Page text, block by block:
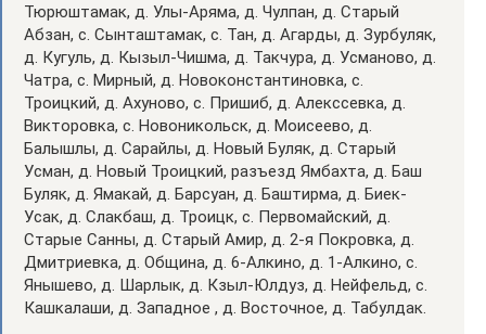
Тюрюштамак, д. Улы-Аряма, д. Чулпан, д. Старый
Абзан, с. Сынташтамак, с. Тан, д. Агарды, д. Зурбуляк,
д. Кугуль, д. Кызыл-Чишма, д. Такчура, д. Усманово, д.
Чатра, с. Мирный, д. Новоконстантиновка, с.
Троицкий, д. Ахуново, с. Пришиб, д. Алекссевка, д.
Викторовка, с. Новоникольск, д. Моисеево, д.
Балышлы, д. Сарайлы, д. Новый Буляк, д. Старый
Усман, д. Новый Троицкий, разъезд Ямбахта, д. Баш
Буляк, д. Ямакай, д. Барсуан, д. Баштирма, д. Биек-
Усак, д. Слакбаш, д. Троицк, с. Первомайский, д.
Старые Санны, д. Старый Амир, д. 2-я Покровка, д.
Дмитриевка, д. Община, д. 6-Алкино, д. 1-Алкино, с.
Янышево, д. Шарлык, д. Кзыл-Юлдуз, д. Нейфельд, с.
Кашкалаши, д. Западное , д. Восточное, д. Табулдак.